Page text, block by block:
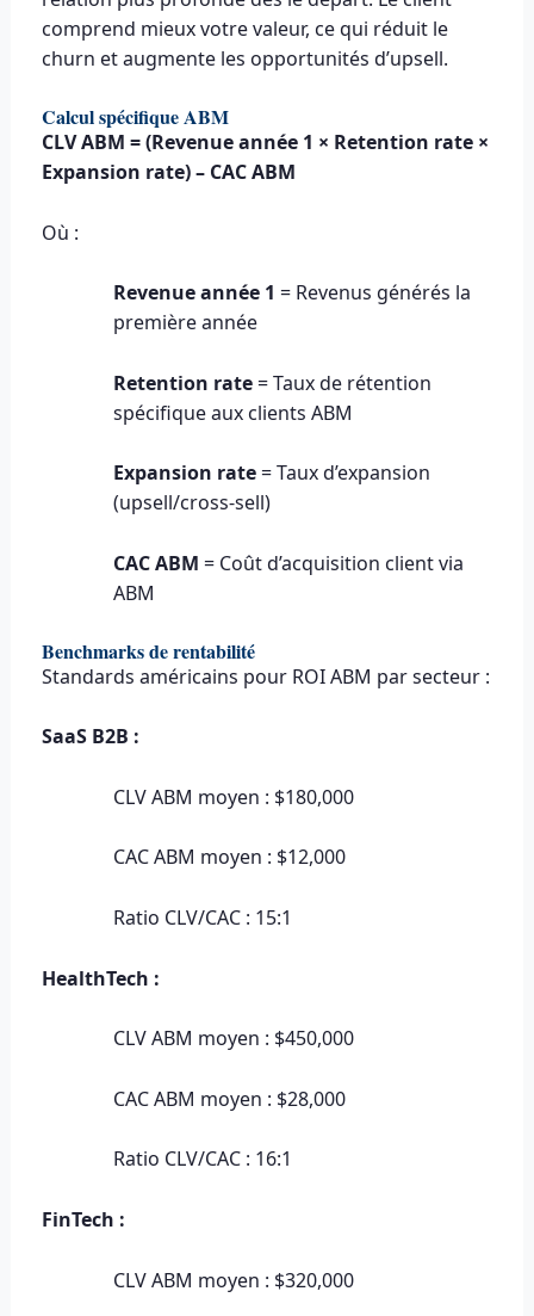
comprend mieux votre valeur, ce qui réduit le
churn et augmente les opportunités d’upsell.
Calcul spécifique ABM
CLV ABM = (Revenue année 1 × Retention rate ×
Expansion rate) – CAC ABM
Où :
Revenue année 1 = Revenus générés la
première année
Retention rate= Taux de rétention
spécifique aux clients ABM
Expansion rate= Taux d’expansion
(upsell/cross-sell)
CAC ABM = Coût d’acquisition client via
ABM
Benchmarks de rentabilité
Standards américains pour ROI ABM par secteur :
SaaS B2B :
CLV ABM moyen : $180,000
CAC ABM moyen : $12,000
Ratio CLV/CAC : 15:1
HealthTech :
CLV ABM moyen : $450,000
CAC ABM moyen : $28,000
Ratio CLV/CAC : 16:1
FinTech :
CLV ABM moyen : $320,000